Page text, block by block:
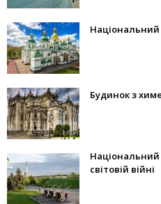
Національний
Будинок з
Національний
світовій війні